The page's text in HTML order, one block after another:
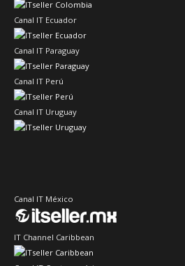
Canal IT Ecuador
Canal IT Paraguay
Canal IT Perú
Canal IT Uruguay
Canal IT México
IT Channel Caribbean